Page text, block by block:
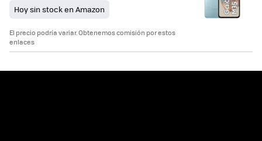
Hoy sin stock en Amazon
El precio podría variar. Obtenemos comisión por estos
enlaces